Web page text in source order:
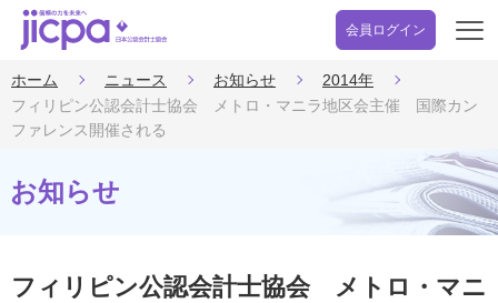
会員ログイン
開
ホーム ニュース お知らせ
2014年
フィリピン公認会計士協会 メトロ・マニラ地区会主催 国際カン
ファレンス開催される
お知らせ
フィリピン公認会計士協会 メトロ・マニ